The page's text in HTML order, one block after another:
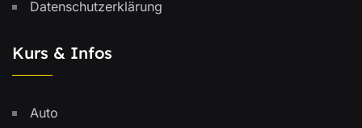
Datenschutzerklärung
Kurs & Infos
Auto